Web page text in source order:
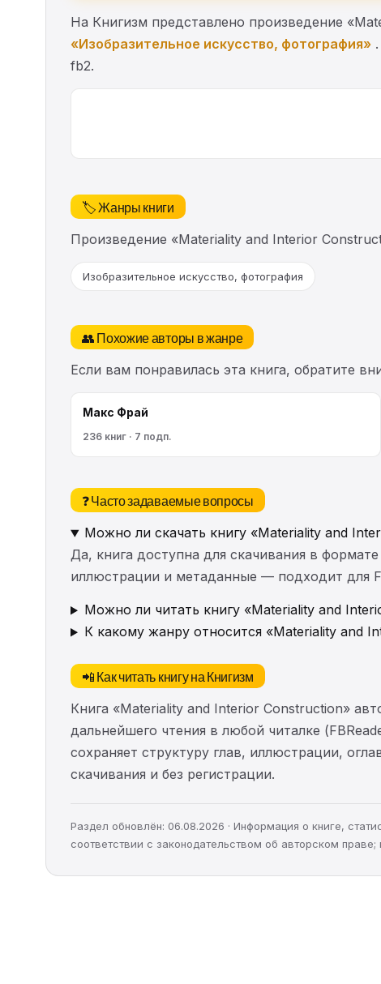
На Книгизм представлено произведение
«Изобразительное искусство, фотография»
fb2.
🏷️ Жанры книги
Произведение «Materiality and Interior
Изобразительное искусство, фотография
👥 Похожие авторы в жанре
Если вам понравилась эта книга, обратите
Макс Фрай
236 книг · 7 подп.
❓ Часто задаваемые вопросы
Можно ли скачать книгу «Materiality and
Да, книга доступна для скачивания в
иллюстрации и метаданные — подходит для
Можно ли читать книгу «Materiality and
К какому жанру относится «Materiality and
📲 Как читать книгу на Книгизм
Книга «Materiality and Interior Construction»
дальнейшего чтения в любой читалке
сохраняет структуру глав, иллюстрации,
скачивания и без регистрации.
Раздел обновлён: 06.08.2026 · Информация о книге,
соответствии с законодательством об авторском